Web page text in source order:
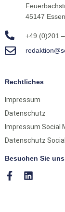
45147 Essen
+49 (0)201
Rechtliches
Impressum
Datenschutz
Impressum Social
Datenschutz
Besuchen Sie